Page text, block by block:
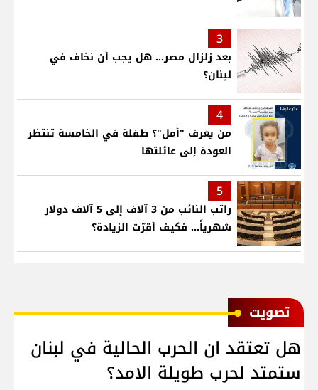
3
بعد زلزال مصر... هل يجب أن نخاف في
لبنان؟
4
من يعرف "أمل"؟ طفلة في الخامسة تنتظر
العودة إلى عائلتها
5
راتب النائب من 3 آلاف إلى 5 آلاف دولار
شهرياً... فكيف أقرّت الزيادة؟
ﺗﺼﻮﻳﺖ
هل تعتقد ان الحرب الحالية في لبنان
ستمتد لحرب طويلة الامد؟